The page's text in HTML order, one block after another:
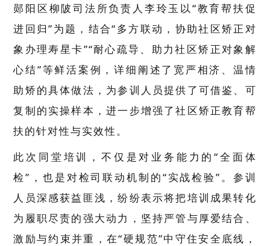
郧阳区柳陂司法所负责人李玲玉以“教育帮扶促
进回归”为题，结合“多方联动，协助社区矫正对
象办理寿星卡”“耐心疏导、助力社区矫正对象解
心结”等鲜活案例，详细阐述了宽严相济、温情
助矫的具体做法，为参训人员提供了可借鉴、可
复制的实操样本，进一步增强了社区矫正教育帮
扶的针对性与实效性。
此次同堂培训，不仅是对业务能力的“全面体
检”，也是对检司联动机制 的“实战检验”。参训
人员深感获益匪浅，纷纷表示将把培训成果转化
为履职尽责的强大动力，坚持严管与厚爱结合、
激励与约束并重，在“硬规范”中守住安全底线，